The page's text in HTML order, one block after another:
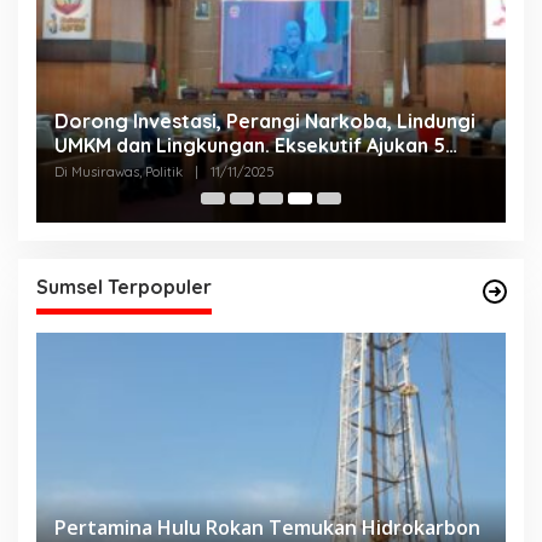
Dorong Investasi, Perangi Narkoba, Lindungi
UMKM dan Lingkungan. Eksekutif Ajukan 5
Raperda Strategis.
Di Musirawas, Politik 11/11/2025
Sumsel Terpopuler
Pertamina Hulu Rokan Temukan Hidrokarbon